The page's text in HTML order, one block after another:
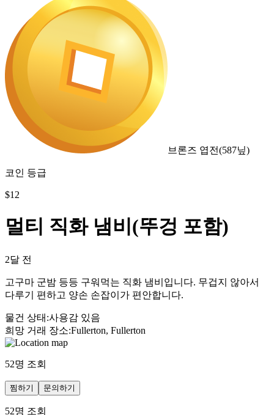
브론즈 엽전(587닢)
코인 등급
$12
멀티 직화 냄비(뚜겅 포함)
2달 전
고구마 군밤 등등 구워먹는 직화 냄비입니다. 무겁지 않아서
다루기 편하고 양손 손잡이가 편안합니다.
물건 상태 :사용감 있음
희망 거래 장소:Fullerton, Fullerton
52명 조회
찜하기 문의하기
52명 조회